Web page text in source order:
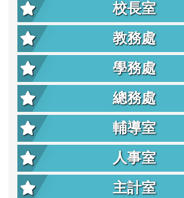
校長室
教務處
學務處
總務處
輔導室
人事室
主計室